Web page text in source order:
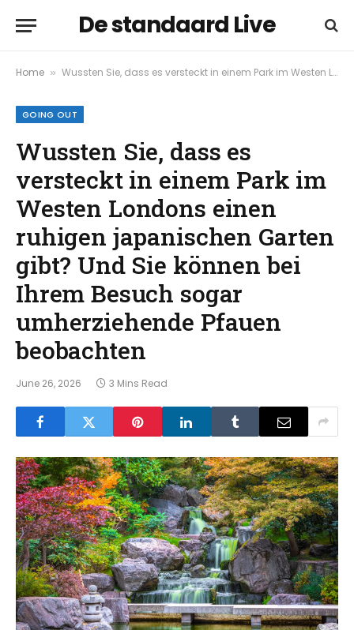
De standaard Live
Home » Wussten Sie, dass es versteckt in einem Park im Westen Londons einen ruhigen japanischen Garten gibt? Und Sie können bei Ihrem Besuch sogar umherziehende Pfauen beobachten
GOING OUT
Wussten Sie, dass es
versteckt in einem Park im
Westen Londons einen
ruhigen japanischen Garten
gibt? Und Sie können bei
Ihrem Besuch sogar
umherziehende Pfauen
beobachten
June 26, 2026 3 Mins Read